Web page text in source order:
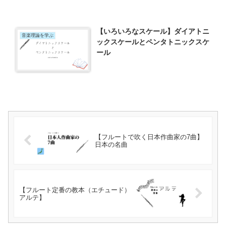
音楽理論を学ぶ
【いろいろなスケール】ダイアトニ
ックスケールとペンタトニックスケ
ール
【フルートで吹く日本作曲家の7曲】
日本の名曲
【フルート定番の教本（エチュード）
アルテ】